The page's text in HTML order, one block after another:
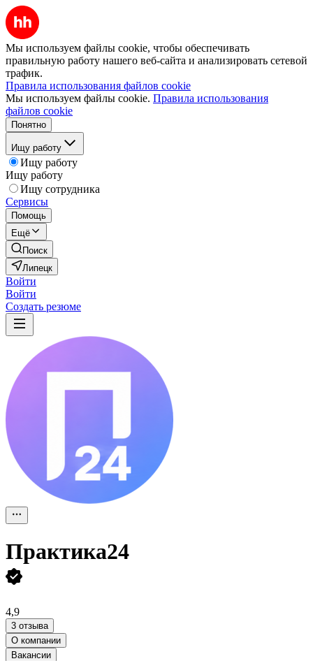
Мы используем файлы cookie, чтобы обеспечивать
правильную работу нашего веб-сайта и анализировать сетевой
трафик.
Правила использования файлов cookie
Мы используем файлы cookie. Правила использования
файлов cookie
Понятно
Ищу работу
Ищу работу
Ищу работу
Ищу сотрудника
Сервисы
Помощь
Ещё
Поиск
Липецк
Войти
Войти
Создать резюме
Практика24
4,9
3 отзыва
О компании
Вакансии